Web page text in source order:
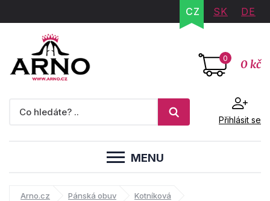
CZ SK DE
0 0 kč
Přihlásit se
MENU
Arno.cz Pánská obuv Kotníková